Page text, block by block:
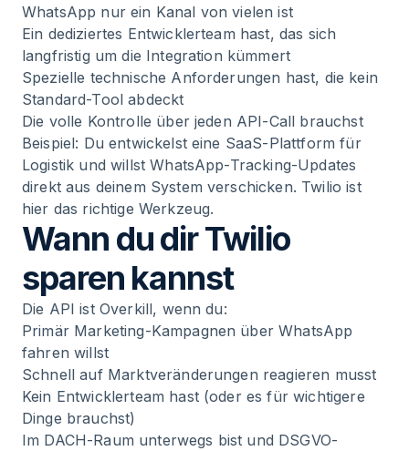
WhatsApp nur ein Kanal von vielen ist
Ein dediziertes Entwicklerteam hast, das sich
langfristig um die Integration kümmert
Spezielle technische Anforderungen hast, die kein
Standard-Tool abdeckt
Die volle Kontrolle über jeden API-Call brauchst
Beispiel: Du entwickelst eine SaaS-Plattform für
Logistik und willst WhatsApp-Tracking-Updates
direkt aus deinem System verschicken. Twilio ist
hier das richtige Werkzeug.
Wann du dir Twilio
sparen kannst
Die API ist Overkill, wenn du:
Primär Marketing-Kampagnen über WhatsApp
fahren willst
Schnell auf Marktveränderungen reagieren musst
Kein Entwicklerteam hast (oder es für wichtigere
Dinge brauchst)
Im DACH-Raum unterwegs bist und DSGVO-